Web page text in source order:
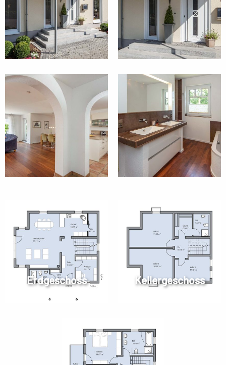
Erdgeschoss Kellergeschoss